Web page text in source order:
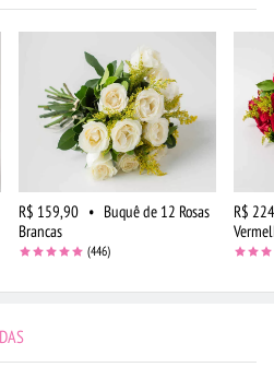
R$ 159,90 • Buquê de 12 Rosas
Brancas
(446)
R$